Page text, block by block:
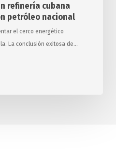
refinería cubana
petróleo nacional
el cerco energético
La conclusión exitosa de…